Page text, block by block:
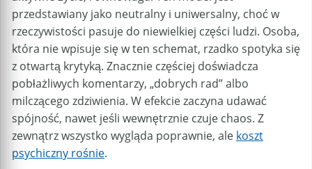
przedstawiany jako neutralny i uniwersalny, choć w
rzeczywistości pasuje do niewielkiej części ludzi. Osoba,
która nie wpisuje się w ten schemat, rzadko spotyka się
z otwartą krytyką. Znacznie częściej doświadcza
pobłażliwych komentarzy, „dobrych rad” albo
milczącego zdziwienia. W efekcie zaczyna udawać
spójność, nawet jeśli wewnętrznie czuje chaos. Z
zewnątrz wszystko wygląda poprawnie, ale koszt
psychiczny rośnie.